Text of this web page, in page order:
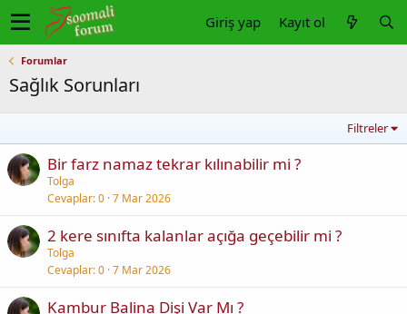
Giriş yap Kayıt ol
Forumlar
Sağlık Sorunları
Filtreler
Bir farz namaz tekrar kılınabilir mi ?
Tolga
Cevaplar 0 7 Mar 2026
2 kere sınıfta kalanlar açığa geçebilir mi ?
Tolga
Cevaplar 0 7 Mar 2026
Kambur Balina Dişi Var Mı ?